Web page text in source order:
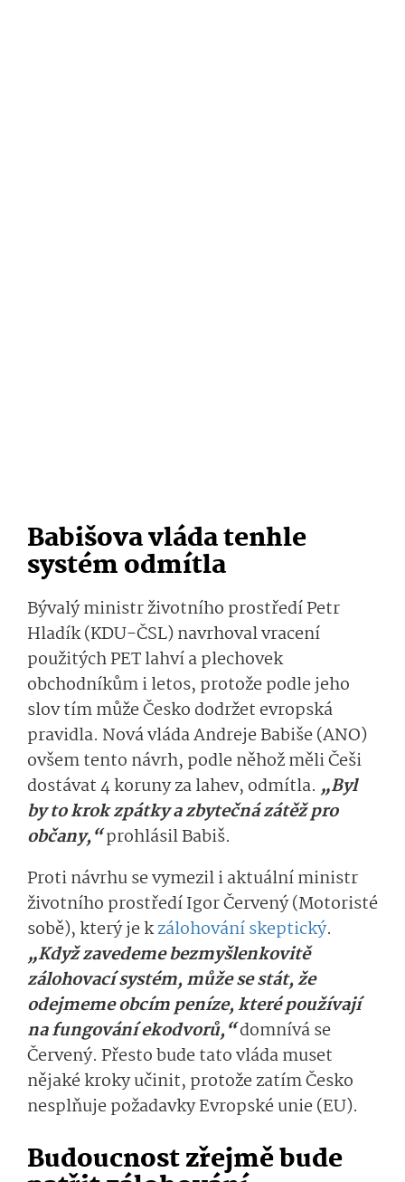
Babišova vláda tenhle
systém odmítla
Bývalý ministr životního prostředí Petr
Hladík (KDU-ČSL) navrhoval vracení
použitých PET lahví a plechovek
obchodníkům i letos, protože podle jeho
slov tím může Česko dodržet evropská
pravidla. Nová vláda Andreje Babiše (ANO)
ovšem tento návrh, podle něhož měli Češi
dostávat 4 koruny za lahev, odmítla. „Byl
by to krok zpátky a zbytečná zátěž pro
občany,“prohlásil Babiš.
Proti návrhu se vymezil i aktuální ministr
životního prostředí Igor Červený (Motoristé
sobě), který je kzálohování skeptický.
„Když zavedeme bezmyšlenkovitě
zálohovací systém, může se stát, že
odejmeme obcím peníze, které používají
na fungování ekodvorů,“domnívá se
Červený. Přesto bude tato vláda muset
nějaké kroky učinit, protože zatím Česko
nesplňuje požadavky Evropské unie (EU).
Budoucnost zřejmě bude